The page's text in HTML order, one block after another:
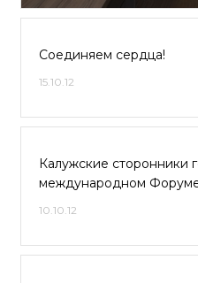
Соединяем сердца!
15.10.12
Калужские сторонники
международном
10.10.12